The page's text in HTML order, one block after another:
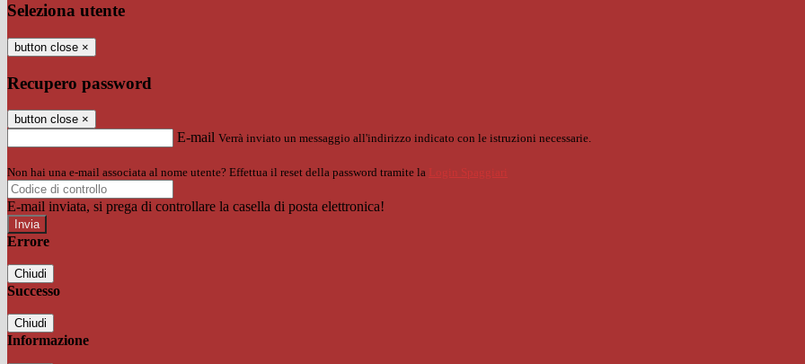
Seleziona utente
button close ×
Recupero password
button close ×
E-mail Verrà inviato un messaggio all'indirizzo indicato con le istruzioni necessarie.
Non hai una e-mail associata al nome utente? Effettua il reset della password tramite la Login Spaggiari
E-mail inviata, si prega di controllare la casella di posta elettronica!
Errore
Chiudi
Successo
Chiudi
Informazione